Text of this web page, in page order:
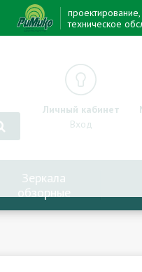
техническое
Личный кабинет
Вход
Зеркала
обзорные